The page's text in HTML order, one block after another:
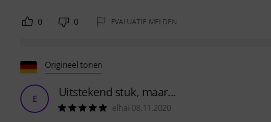
0 0 EVALUATIE MELDEN
Origineel tonen
E Uitstekend stuk, maar...
elhai 08.11.2020